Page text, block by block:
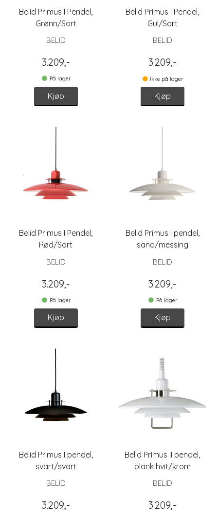
Belid Primus I Pendel,
Grønn/Sort
BELID
3.209,-
På lager
Kjøp
Belid Primus I Pendel,
Gul/Sort
BELID
3.209,-
Ikke på lager
Kjøp
Belid Primus I Pendel,
Rød/Sort
BELID
3.209,-
På lager
Kjøp
Belid Primus I pendel,
sand/messing
BELID
3.209,-
På lager
Kjøp
Belid Primus I pendel,
svart/svart
BELID
3.209,-
Belid Primus II pendel,
blank hvit/krom
BELID
3.209,-